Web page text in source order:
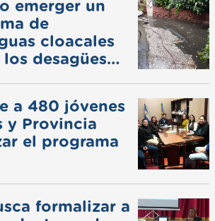
emerger un
de
cloacales
desagües
a 480 jóvenes
y Provincia
el programa
formalizar a